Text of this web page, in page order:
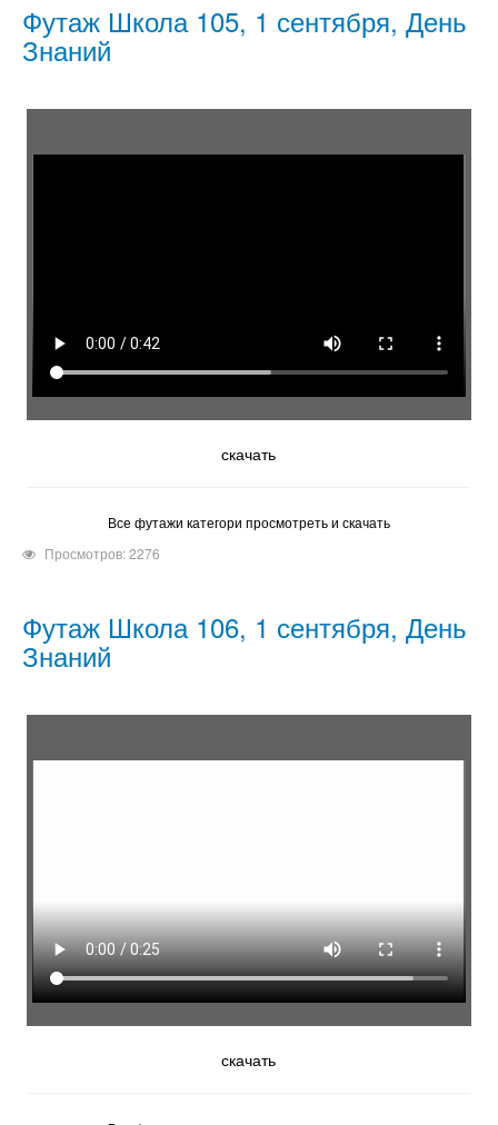
Футаж Школа 105, 1 сентября, День
Знаний
скачать
Все футажи категори просмотреть и скачать
Просмотров: 2276
Футаж Школа 106, 1 сентября, День
Знаний
скачать